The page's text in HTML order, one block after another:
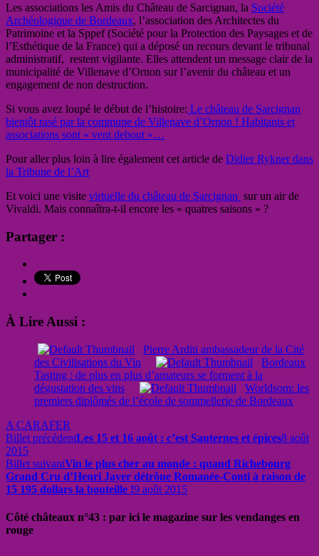
Les associations les Amis du Château de Sarcignan, la Société
Archéologique de Bordeaux, l’association des Architectes du
Patrimoine et la Sppef (Société pour la Protection des Paysages et de
l’Esthétique de la France) qui a déposé un recours devant le tribunal
administratif, restent vigilante. Elles attendent un message clair de la
municipalité de Villenave d’Ornon sur l’avenir du château et un
engagement de non destruction.
Si vous avez loupé le début de l’histoire: Le château de Sarcignan
bientôt rasé par la commune de Villenave d’Ornon ! Habitants et
associations sont « vent debout »…
Pour aller plus loin à lire également cet article de Didier Rykner dans
la Tribune de l’Art
Et voici une visite virtuelle du château de Sarcignan sur un air de
Vivaldi. Mais connaîtra-t-il encore les « quatres saisons » ?
Partager :
À Lire Aussi :
Pierre Arditi ambassadeur de la Cité
des Civilisations du Vin
Bordeaux
Tasting : de plus en plus d’amateurs se forment à la
dégustation des vins
Worldsom: les
premiers diplômés de l’école de sommellerie de Bordeaux
A CARAFER
Billet précédentLes 15 et 16 août : c’est Sauternes et épices8 août
2015
Billet suivantVin le plus cher au monde : quand Richebourg
Grand Cru d’Henri Jayer détrône Romanée-Conti à raison de
15 195 dollars la bouteille !9 août 2015
Côté châteaux n°43 : par ici le magazine sur les vendanges en
rouge